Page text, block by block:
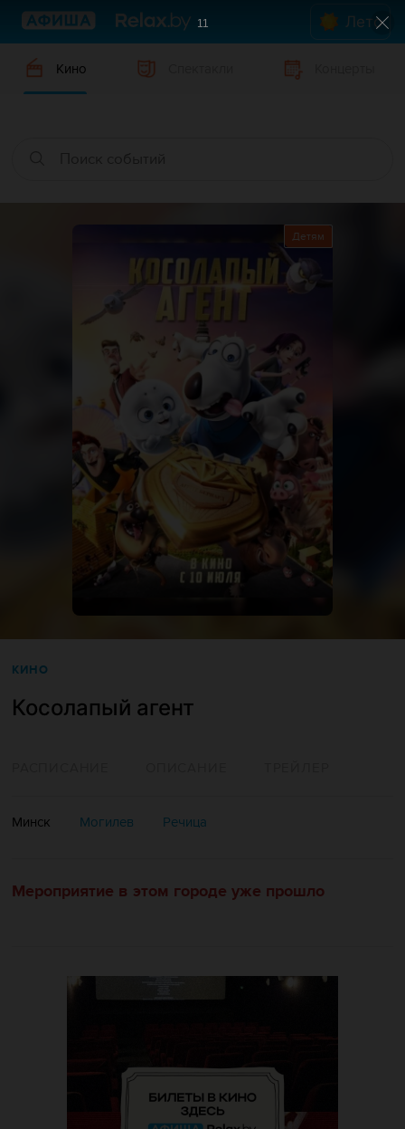
Лето
Кино
Детям
КИНО
Косолапый агент
Минск Могилев Речица
Мероприятие в этом городе уже прошло
11